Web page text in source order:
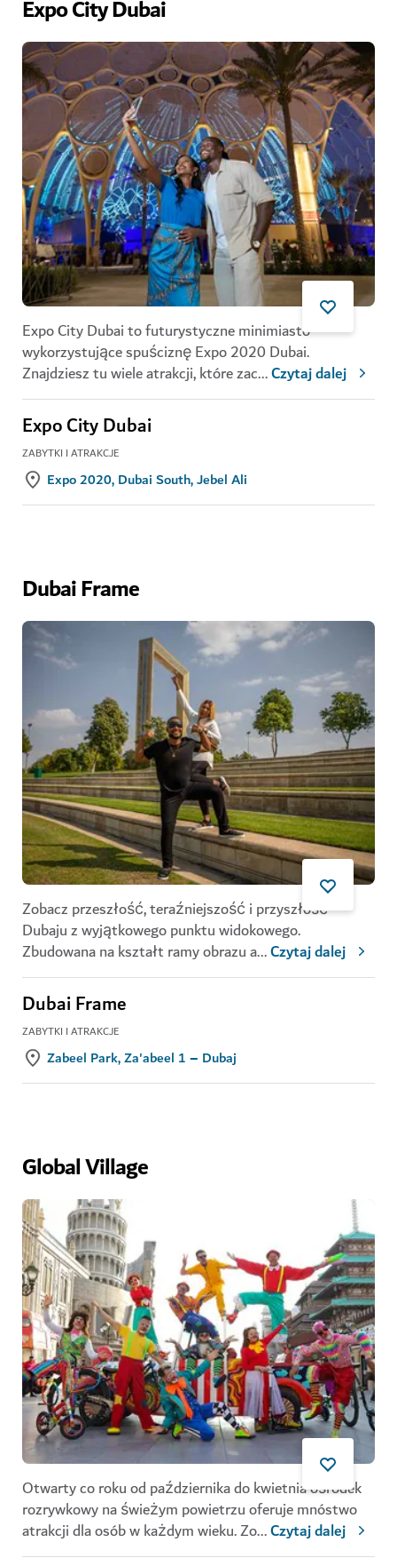
Expo City Dubai
Expo City Dubai to futurystyczne minimiasto
wykorzystujące spuściznę Expo 2020 Dubai.
Znajdziesz tu wiele atrakcji, które zac...Czytaj dalej
Expo City Dubai
ZABYTKI I ATRAKCJE
Expo 2020, Dubai South, Jebel Ali
Dubai Frame
Zobacz przeszłość, teraźniejszość i przyszłość
Dubaju z wyjątkowego punktu widokowego.
Zbudowana na kształt ramy obrazu a...Czytaj dalej
Dubai Frame
ZABYTKI I ATRAKCJE
Zabeel Park, Za'abeel 1 – Dubaj
Global Village
Otwarty co roku od października do kwietnia ośrodek
rozrywkowy na świeżym powietrzu oferuje mnóstwo
atrakcji dla osób w każdym wieku. Zo...Czytaj dalej